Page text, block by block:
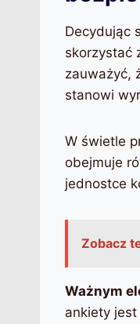
Decydując
skorzystać
zauważyć,
stanowi
W świetle
obejmuje
jednostce
Zobacz
Ważnym
ankiety